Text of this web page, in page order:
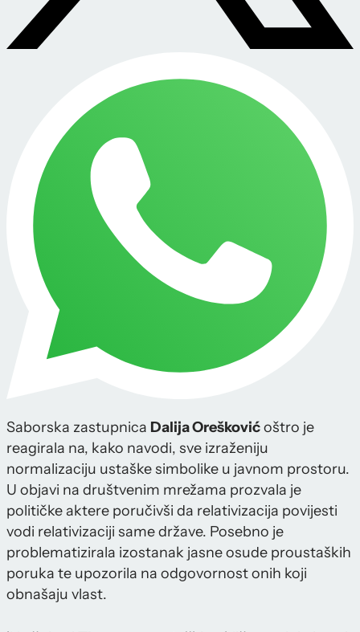
Saborska zastupnica Dalija Oreškovićoštro je
reagirala na, kako navodi, sve izraženiju
normalizaciju ustaške simbolike u javnom prostoru.
U objavi na društvenim mrežama prozvala je
političke aktere poručivši da relativizacija povijesti
vodi relativizaciji same države. Posebno je
problematizirala izostanak jasne osude proustaških
poruka te upozorila na odgovornost onih koji
obnašaju vlast.